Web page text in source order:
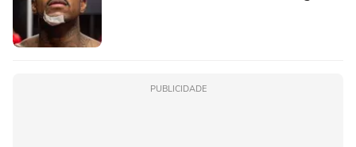
PUBLICIDADE